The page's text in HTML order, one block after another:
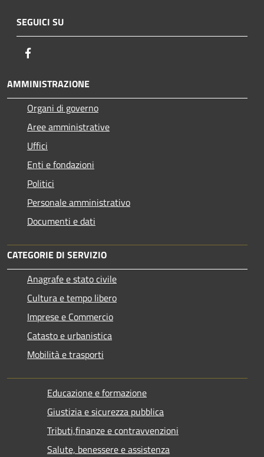
SEGUICI SU
AMMINISTRAZIONE
Organi di governo
Aree amministrative
Uffici
Enti e fondazioni
Politici
Personale amministrativo
Documenti e dati
CATEGORIE DI SERVIZIO
Anagrafe e stato civile
Cultura e tempo libero
Imprese e Commercio
Catasto e urbanistica
Mobilità e trasporti
Educazione e formazione
Giustizia e sicurezza pubblica
Tributi,finanze e contravvenzioni
Salute, benessere e assistenza